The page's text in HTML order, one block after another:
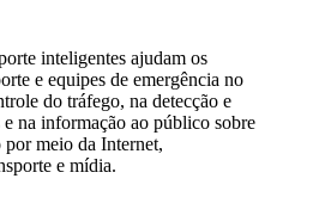
inteligentes ajudam os
e equipes de emergência no
do tráfego, na detecção e
e na informação ao público sobre
por meio da Internet,
e mídia.